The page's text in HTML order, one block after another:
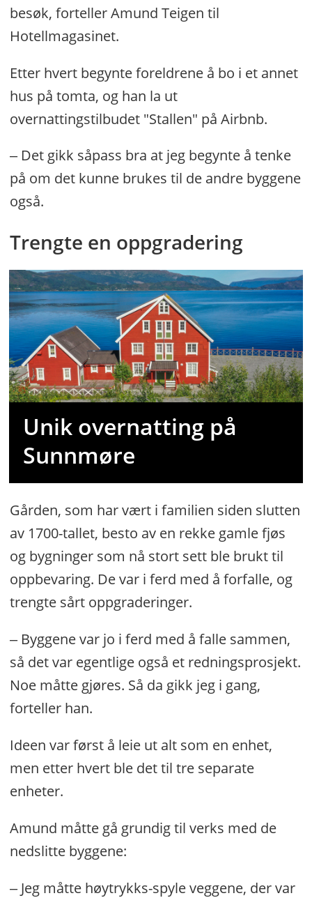
besøk, forteller Amund Teigen til
Hotellmagasinet.
Etter hvert begynte foreldrene å bo i et annet
hus på tomta, og han la ut
overnattingstilbudet "Stallen" på Airbnb.
‒ Det gikk såpass bra at jeg begynte å tenke
på om det kunne brukes til de andre byggene
også.
Trengte en oppgradering
Unik overnatting på
Sunnmøre
Gården, som har vært i familien siden slutten
av 1700-tallet, besto av en rekke gamle fjøs
og bygninger som nå stort sett ble brukt til
oppbevaring. De var i ferd med å forfalle, og
trengte sårt oppgraderinger.
‒ Byggene var jo i ferd med å falle sammen,
så det var egentlige også et redningsprosjekt.
Noe måtte gjøres. Så da gikk jeg i gang,
forteller han.
Ideen var først å leie ut alt som en enhet,
men etter hvert ble det til tre separate
enheter.
Amund måtte gå grundig til verks med de
nedslitte byggene:
‒ Jeg måtte høytrykks-spyle veggene, der var